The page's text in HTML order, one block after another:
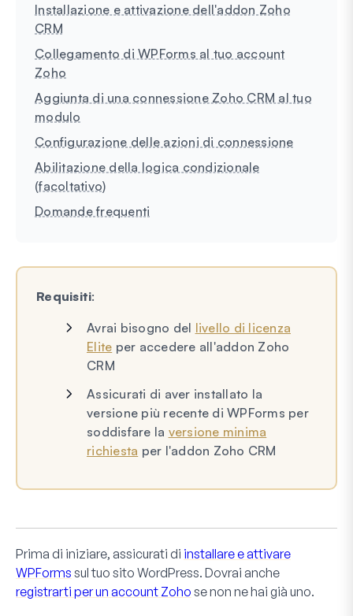
Installazione e attivazione dell'addon Zoho
CRM
Collegamento di WPForms al tuo account
Zoho
Aggiunta di una connessione Zoho CRM al tuo
modulo
Configurazione delle azioni di connessione
Abilitazione della logica condizionale
(facoltativo)
Domande frequenti
Requisiti:
Avrai bisogno del livello di licenza
Elite per accedere all'addon Zoho
CRM
Assicurati di aver installato la
versione più recente di WPForms per
soddisfare la versione minima
richiesta per l'addon Zoho CRM
Prima di iniziare, assicurati di installare e attivare
WPForms sul tuo sito WordPress. Dovrai anche
registrarti per un account Zoho se non ne hai già uno.